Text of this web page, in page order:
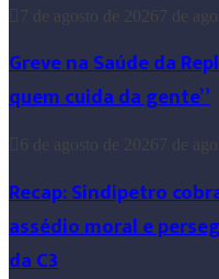
Greve na Saúde da
quem cuida da gente”
Recap: Sindipetro
assédio moral e
da C3